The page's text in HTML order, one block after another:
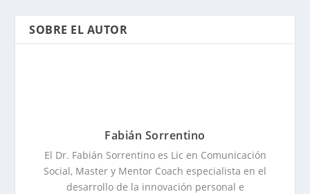
SOBRE EL AUTOR
Fabián Sorrentino
El Dr. Fabián Sorrentino es Lic en Comunicación
Social, Master y Mentor Coach especialista en el
desarrollo de la innovación personal e